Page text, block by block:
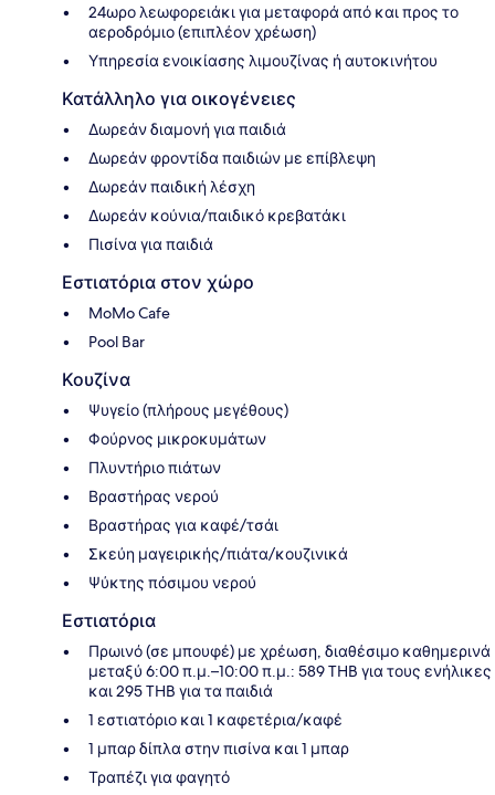
24ωρο λεωφορειάκι για μεταφορά από και προς το
αεροδρόμιο (επιπλέον χρέωση)
Υπηρεσία ενοικίασης λιμουζίνας ή αυτοκινήτου
Κατάλληλο για οικογένειες
Δωρεάν διαμονή για παιδιά
Δωρεάν φροντίδα παιδιών με επίβλεψη
Δωρεάν παιδική λέσχη
Δωρεάν κούνια/παιδικό κρεβατάκι
Πισίνα για παιδιά
Εστιατόρια στον χώρο
MoMo Cafe
Pool Bar
Κουζίνα
Ψυγείο (πλήρους μεγέθους)
Φούρνος μικροκυμάτων
Πλυντήριο πιάτων
Βραστήρας νερού
Βραστήρας για καφέ/τσάι
Σκεύη μαγειρικής/πιάτα/κουζινικά
Ψύκτης πόσιμου νερού
Εστιατόρια
Πρωινό (σε μπουφέ) με χρέωση, διαθέσιμο καθημερινά
μεταξύ 6:00 π.μ.–10:00 π.μ.: 589 THB για τους ενήλικες
και 295 THB για τα παιδιά
1 εστιατόριο και 1 καφετέρια/καφέ
1 μπαρ δίπλα στην πισίνα και 1 μπαρ
Τραπέζι για φαγητό